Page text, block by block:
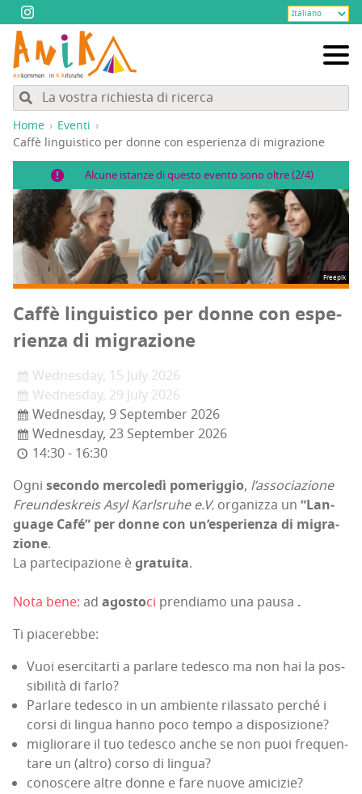
Home
Eventi
Caf­fè lin­gui­sti­co per don­ne con espe­rien­za di migrazione
Alcune istanze di questo evento sono oltre (2/4)
Freepik
Caf­fè lin­gui­sti­co per don­ne con espe­
rien­za di migrazione
Wednesday, 15 July 2026
Wednesday, 29 July 2026
Wednesday, 9 September 2026
Wednesday, 23 September 2026
14:30 - 16:30
Ogni secon­do mer­co­le­dì pome­rig­gio, l’associazione
Freun­de­skreis Asyl Karl­sru­he e.V. orga­niz­za un “Lan­
gua­ge Café” per don­ne con un’esperienza di migra­
zio­ne.
La par­te­ci­pa­zio­ne ègra­tui­ta.
Nota bene: ad ago­stoci pren­dia­mo una pau­sa .
Ti pia­ce­reb­be:
Vuoi eser­ci­tar­ti a par­la­re tede­sco ma non hai la pos­
si­bi­li­tà di farlo?
Par­la­re tede­sco in un ambien­te rilas­sa­to per­ché i
cor­si di lin­gua han­no poco tem­po a disposizione?
miglio­ra­re il tuo tede­sco anche se non puoi fre­quen­
ta­re un (altro) cor­so di lingua?
cono­sce­re altre don­ne e fare nuo­ve amicizie?